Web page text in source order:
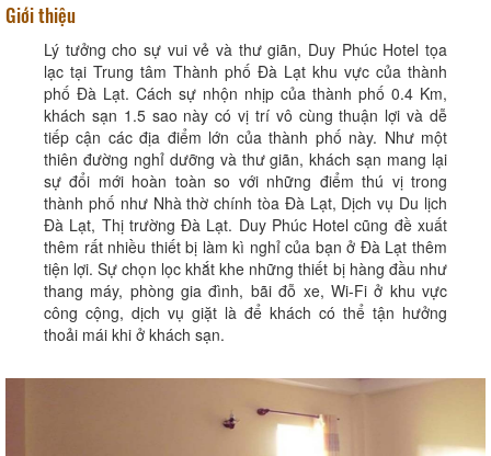
Giới thiệu
Lý tưởng cho sự vui vẻ và thư giãn, Duy Phúc Hotel tọa
lạc tại Trung tâm Thành phố Đà Lạt khu vực của thành
phố Đà Lạt. Cách sự nhộn nhịp của thành phố 0.4 Km,
khách sạn 1.5 sao này có vị trí vô cùng thuận lợi và dễ
tiếp cận các địa điểm lớn của thành phố này. Như một
thiên đường nghỉ dưỡng và thư giãn, khách sạn mang lại
sự đổi mới hoàn toàn so với những điểm thú vị trong
thành phố như Nhà thờ chính tòa Đà Lạt, Dịch vụ Du lịch
Đà Lạt, Thị trường Đà Lạt. Duy Phúc Hotel cũng đề xuất
thêm rất nhiều thiết bị làm kì nghỉ của bạn ở Đà Lạt thêm
tiện lợi. Sự chọn lọc khắt khe những thiết bị hàng đầu như
thang máy, phòng gia đình, bãi đỗ xe, Wi-Fi ở khu vực
công cộng, dịch vụ giặt là để khách có thể tận hưởng
thoải mái khi ở khách sạn.